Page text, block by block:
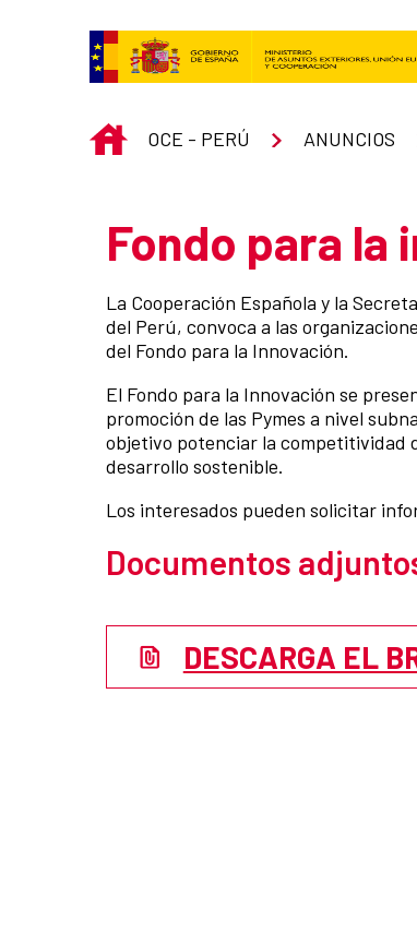
INICIO
OCE - PERÚ ANUNCIOS
Fondo para la
La Cooperación Española y la
del Perú, convoca a las
del Fondo para la Innovación.
El Fondo para la Innovación se
promoción de las Pymes a nivel
objetivo potenciar la competitividad
desarrollo sostenible.
Los interesados pueden solicitar
Documentos
DESCARGA EL